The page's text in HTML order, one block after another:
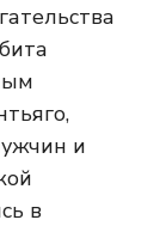
и
в